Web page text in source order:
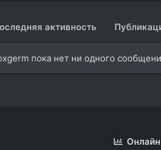
активность
пока нет ни одного
Онлайн